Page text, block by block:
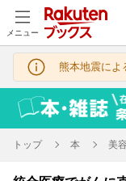
メニュー
熊本地震によ
トップ 本 美